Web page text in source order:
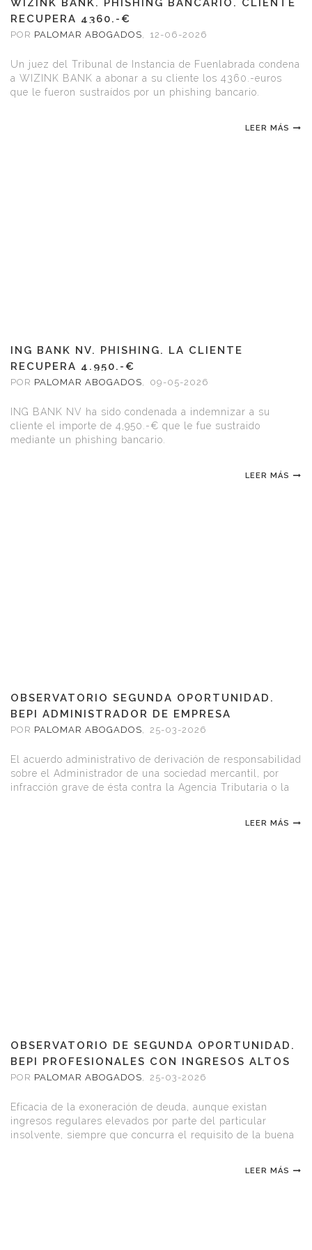
WIZINK BANK. PHISHING BANCARIO. CLIENTE
RECUPERA 4360.-€
POR PALOMAR ABOGADOS, 12-06-2026
Un juez del Tribunal de Instancia de Fuenlabrada condena
a WIZINK BANK a abonar a su cliente los 4360.-euros
que le fueron sustraídos por un phishing bancario.
LEER MÁS
ING BANK NV. PHISHING. LA CLIENTE
RECUPERA 4.950.-€
POR PALOMAR ABOGADOS, 09-05-2026
ING BANK NV ha sido condenada a indemnizar a su
cliente el importe de 4,950.-€ que le fue sustraido
mediante un phishing bancario.
LEER MÁS
OBSERVATORIO SEGUNDA OPORTUNIDAD.
BEPI ADMINISTRADOR DE EMPRESA
SANCIONADA POR AGENCIA TRIBUTARIA O
POR PALOMAR ABOGADOS, 25-03-2026
El acuerdo administrativo de derivación de responsabilidad
sobre el Administrador de una sociedad mercantil, por
infracción grave de ésta contra la Agencia Tributaria o la
LEER MÁS
OBSERVATORIO DE SEGUNDA OPORTUNIDAD.
BEPI PROFESIONALES CON INGRESOS ALTOS
POR PALOMAR ABOGADOS, 25-03-2026
Eficacia de la exoneración de deuda, aunque existan
ingresos regulares elevados por parte del particular
insolvente, siempre que concurra el requisito de la buena
LEER MÁS